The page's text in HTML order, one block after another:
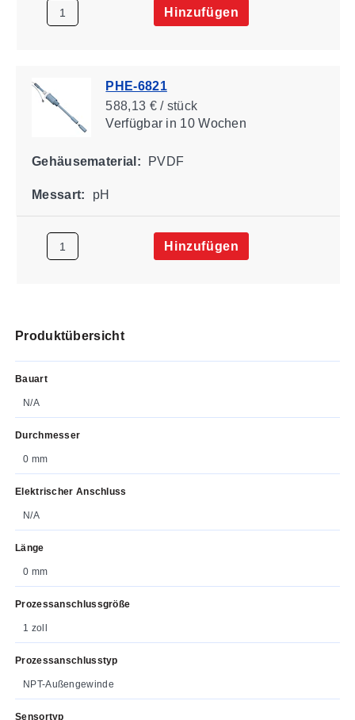
Hinzufügen
PHE-6821
588,13 € / stück
Verfügbarin 10 Wochen
Gehäusematerial: PVDF
Messart: pH
Hinzufügen
Produktübersicht
Bauart
N/A
Durchmesser
0 mm
Elektrischer Anschluss
N/A
Länge
0 mm
Prozessanschlussgröße
1 zoll
Prozessanschlusstyp
NPT-Außengewinde
Sensortyp